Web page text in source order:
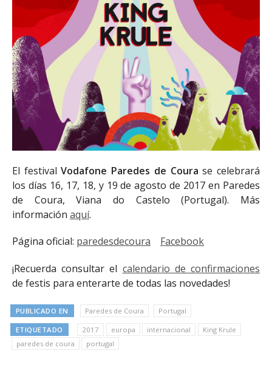
El festivalVodafone Paredes de Coura se celebrará
los días 16, 17, 18, y 19 de agosto de 2017 en Paredes
de Coura, Viana do Castelo (Portugal). Más
información aquí.
Página oficial: paredesdecoura Facebook
¡Recuerda consultar el calendario de confirmaciones
de festis para enterarte de todas las novedades!
PUBLICADO EN Paredes de Coura Portugal
ETIQUETADO 2017 europa internacional
King Krule
paredes de coura
portugal